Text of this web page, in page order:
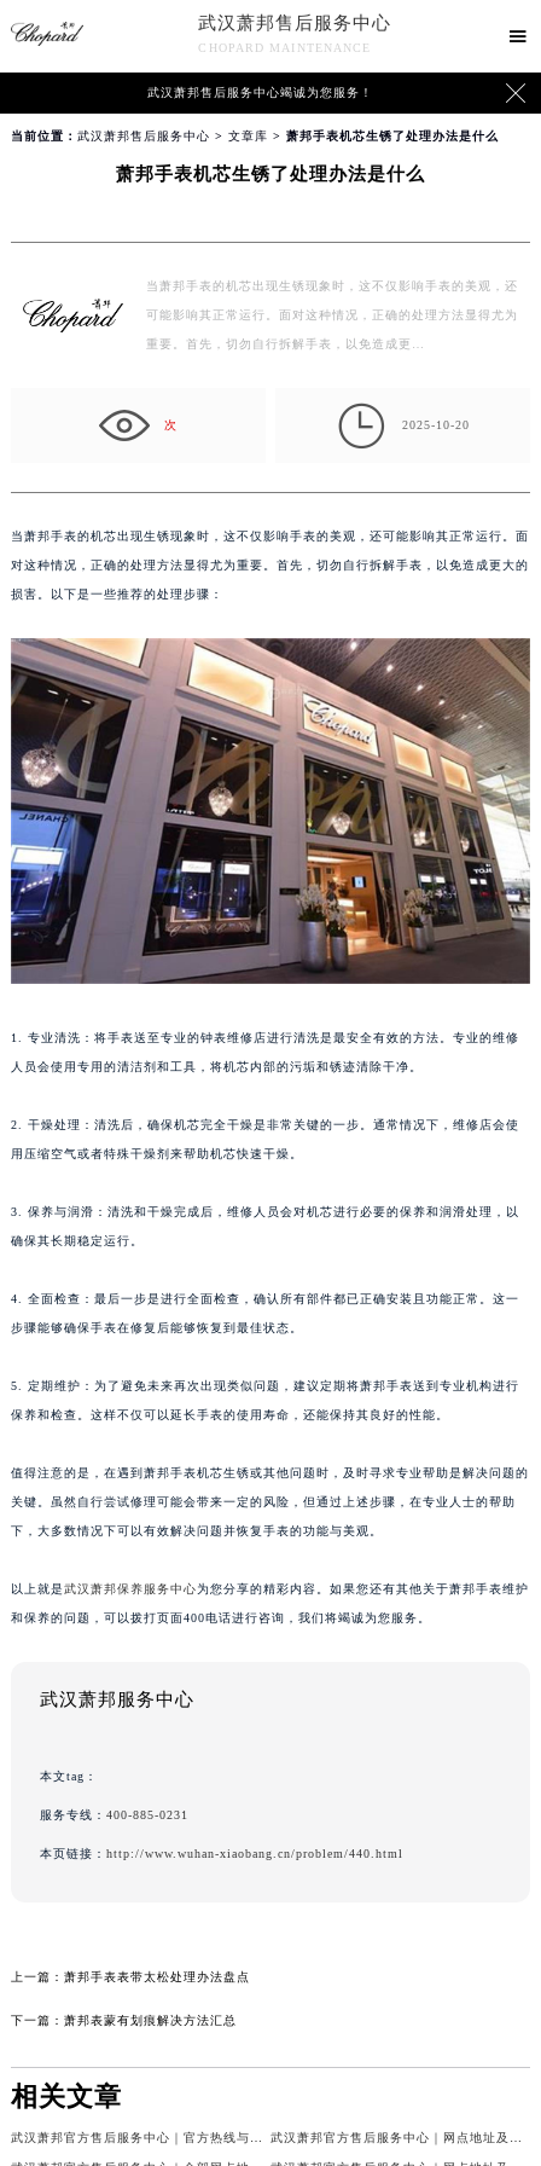
武汉萧邦售后服务中心
CHOPARD MAINTENANCE

武汉萧邦售后服务中心竭诚为您服务！ 
当前位置： 武汉萧邦售后服务中心 > 文章库 > 萧邦手表机芯生锈了处理办法是什么
萧邦手表机芯生锈了处理办法是什么
当萧邦手表的机芯出现生锈现象时，这不仅影响手表的美观，还
可能影响其正常运行。面对这种情况，正确的处理方法显得尤为
重要。首先，切勿自行拆解手表，以免造成更…
次  2025-10-20
当萧邦手表的机芯出现生锈现象时，这不仅影响手表的美观，还可能影响其正常运行。面
对这种情况，正确的处理方法显得尤为重要。首先，切勿自行拆解手表，以免造成更大的
损害。以下是一些推荐的处理步骤：
1. 专业清洗：将手表送至专业的钟表维修店进行清洗是最安全有效的方法。专业的维修
人员会使用专用的清洁剂和工具，将机芯内部的污垢和锈迹清除干净。
2. 干燥处理：清洗后，确保机芯完全干燥是非常关键的一步。通常情况下，维修店会使
用压缩空气或者特殊干燥剂来帮助机芯快速干燥。
3. 保养与润滑：清洗和干燥完成后，维修人员会对机芯进行必要的保养和润滑处理，以
确保其长期稳定运行。
4. 全面检查：最后一步是进行全面检查，确认所有部件都已正确安装且功能正常。这一
步骤能够确保手表在修复后能够恢复到最佳状态。
5. 定期维护：为了避免未来再次出现类似问题，建议定期将萧邦手表送到专业机构进行
保养和检查。这样不仅可以延长手表的使用寿命，还能保持其良好的性能。
值得注意的是，在遇到萧邦手表机芯生锈或其他问题时，及时寻求专业帮助是解决问题的
关键。虽然自行尝试修理可能会带来一定的风险，但通过上述步骤，在专业人士的帮助
下，大多数情况下可以有效解决问题并恢复手表的功能与美观。
以上就是武汉萧邦保养服务中心为您分享的精彩内容。如果您还有其他关于萧邦手表维护
和保养的问题，可以拨打页面400电话进行咨询，我们将竭诚为您服务。
武汉萧邦服务中心
本文tag：
服务专线： 400-885-0231
本页链接： http://www.wuhan-xiaobang.cn/problem/440.html
上一篇： 萧邦手表表带太松处理办法盘点
下一篇： 萧邦表蒙有划痕解决方法汇总
相关文章